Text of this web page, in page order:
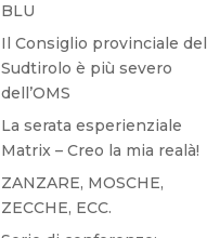
BLU
Il Consiglio provinciale del
Sudtirolo è più severo
dell’OMS
La serata esperienziale
Matrix – Creo la mia realà!
ZANZARE, MOSCHE,
ZECCHE, ECC.